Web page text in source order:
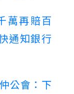
萬再賠百
通知銀行
公會：下